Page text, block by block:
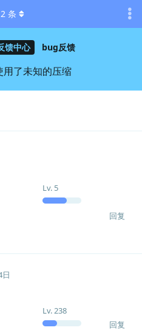
馈中心 bug反馈
用了未知的压缩
2 条
Lv. 5
回复
Lv.238
回复